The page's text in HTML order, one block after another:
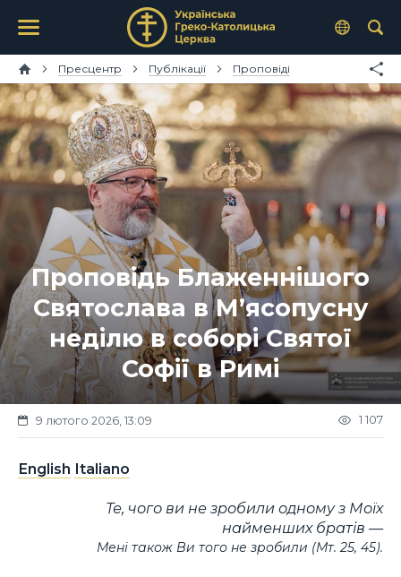
Пресцентр Публікації Проповіді
Проповідь Блаженнішого
Святослава в М’ясопусну
неділю в соборі Святої
Софії в Римі
9 лютого 2026, 13:09 1 107
English Italiano
Те, чого ви не зробили одному з Моїх
найменших братів —
Мені також Ви того не зробили (Мт. 25, 45).